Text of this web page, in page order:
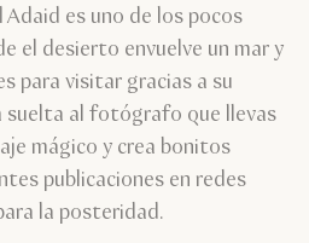
Adaid es uno de los pocos
el desierto envuelve un mar y
para visitar gracias a su
suelta al fotógrafo que llevas
mágico y crea bonitos
publicaciones en redes
la posteridad.